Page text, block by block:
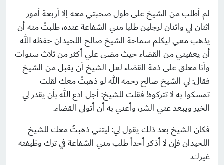
لم أطلب من الشيخ على طول صحبتي معه إلا أربعة أمور
اثنان لي واثنان لرجلين طلبا مني الشفاعة عنده، طلبتُ منه أن
يذهب معي ليكلم سماحة الشيخ صالح اللحيدان حفظه الله
أن يعفيني من القضاء حيث مضى علي أكثر من ثلاث سنوات
وأنا معلق على ذمة القضاء لعل الشيخ أن يقبل من الشيخ
فقال: لي الشيخ صالح رحمه الله لو ذهبتُ معك لقلت
تمسكوا به لا تتركوه! فقلت للشيخ: أجل ادع الله بأن يقدر لي
الخير ويبعد عني الشر، وأعني به أن أتولى القضاء.
فكان الشيخ بعد ذلك يقول لي: ليتني ذهبتُ معك للشيخ
اللحيدان فإن لا أذكر أحداً طلب مني الشفاعة في ترك وظيفته
غيرك.